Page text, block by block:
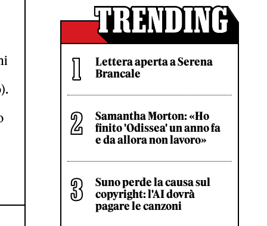
Lettera aperta a Serena
Brancale
Samantha Morton: «Ho
finito 'Odissea' un anno fa
e da allora non lavoro»
Suno perde la causa sul
copyright: l'AI dovrà
pagare le canzoni